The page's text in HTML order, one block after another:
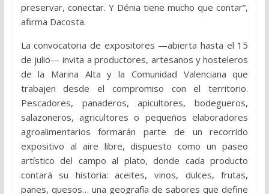
preservar, conectar. Y Dénia tiene mucho que contar”,
afirma Dacosta.
La convocatoria de expositores —abierta hasta el 15
de julio— invita a productores, artesanos y hosteleros
de la Marina Alta y la Comunidad Valenciana que
trabajen desde el compromiso con el territorio.
Pescadores, panaderos, apicultores, bodegueros,
salazoneros, agricultores o pequeños elaboradores
agroalimentarios formarán parte de un recorrido
expositivo al aire libre, dispuesto como un paseo
artístico del campo al plato, donde cada producto
contará su historia: aceites, vinos, dulces, frutas,
panes, quesos… una geografía de sabores que define